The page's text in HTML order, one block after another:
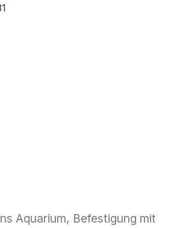
Aquarium, Befestigung mit